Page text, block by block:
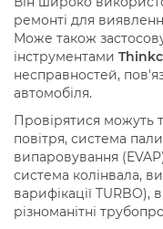
ремонті для
Може також
інструментами T
несправностей,
автомобіля.
Провірятися можуть
повітря, система
випаровування (EVAP
система колінвала, в
варифікації TURBO), в
різноманітні